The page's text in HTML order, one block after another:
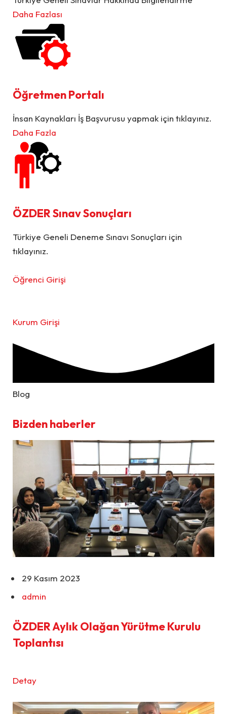
Daha Fazlası
Öğretmen Portalı
İnsan Kaynakları İş Başvurusu yapmak için tıklayınız.
Daha Fazla
ÖZDER Sınav Sonuçları
Türkiye Geneli Deneme Sınavı Sonuçları için
tıklayınız.
Öğrenci Girişi
Kurum Girişi
Blog
Bizden haberler
29 Kasım 2023
admin
ÖZDER Aylık Olağan Yürütme Kurulu
Toplantısı
Detay